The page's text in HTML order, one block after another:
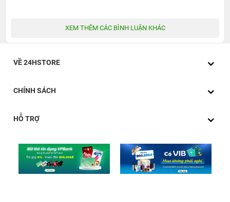
iPhone 15 Plus 512GB cũ
Liên hệ
XEM THÊM CÁC BÌNH LUẬN KHÁC
VỀ 24HSTORE
CHÍNH SÁCH
HỖ TRỢ